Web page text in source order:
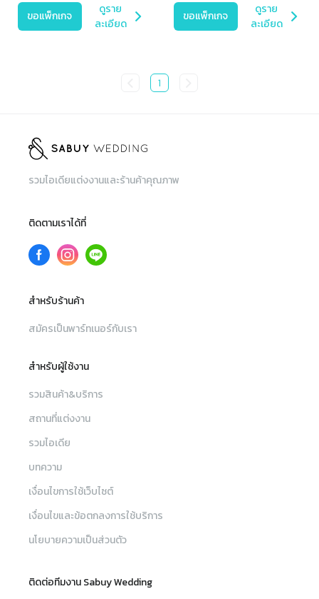
ขอแพ็กเกจ
ดูราย
ละเอียด
ขอแพ็กเกจ
ดูราย
ละเอียด
1
รวมไอเดียแต่งงานและร้านค้าคุณภาพ
ติดตามเราได้ที่
สำหรับร้านค้า
สมัครเป็นพาร์ทเนอร์กับเรา
สำหรับผู้ใช้งาน
รวมสินค้า&บริการ
สถานที่แต่งงาน
รวมไอเดีย
บทความ
เงื่อนไขการใช้เว็บไซต์
เงื่อนไขและข้อตกลงการใช้บริการ
นโยบายความเป็นส่วนตัว
ติดต่อทีมงาน Sabuy Wedding